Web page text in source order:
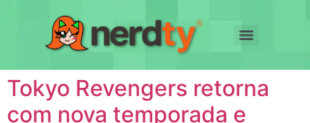
Tokyo Revengers retorna
com nova temporada e